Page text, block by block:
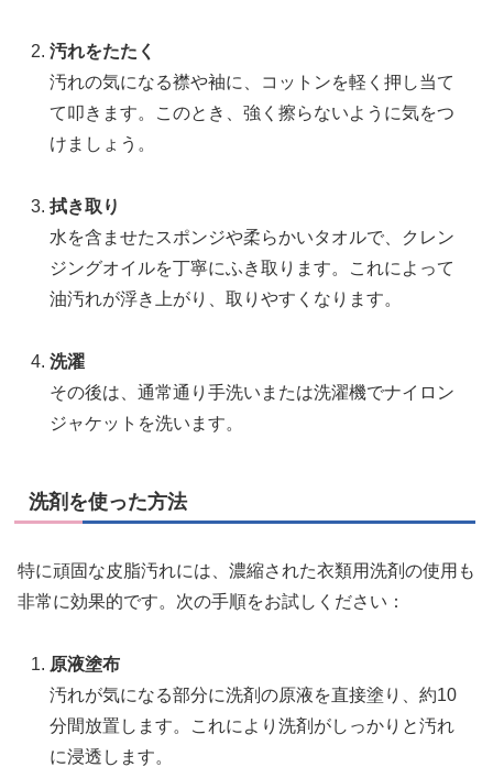
汚れをたたく
汚れの気になる襟や袖に、コットンを軽く押し当て
て叩きます。このとき、強く擦らないように気をつ
けましょう。
拭き取り
水を含ませたスポンジや柔らかいタオルで、クレン
ジングオイルを丁寧にふき取ります。これによって
油汚れが浮き上がり、取りやすくなります。
洗濯
その後は、通常通り手洗いまたは洗濯機でナイロン
ジャケットを洗います。
洗剤を使った方法
特に頑固な皮脂汚れには、濃縮された衣類用洗剤の使用も
非常に効果的です。次の手順をお試しください：
原液塗布
汚れが気になる部分に洗剤の原液を直接塗り、約10
分間放置します。これにより洗剤がしっかりと汚れ
に浸透します。